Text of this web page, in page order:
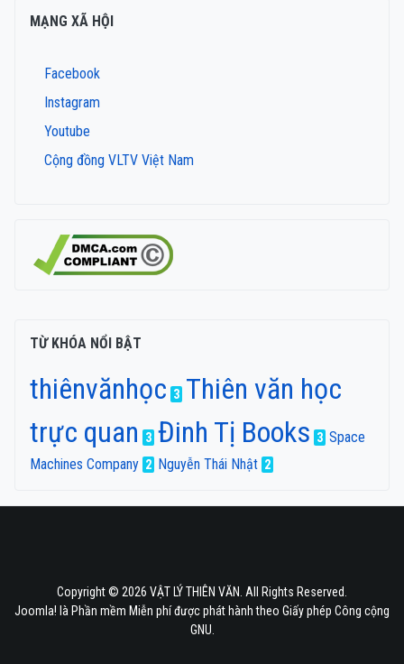
MẠNG XÃ HỘI
Facebook
Instagram
Youtube
Cộng đồng VLTV Việt Nam
TỪ KHÓA NỔI BẬT
thiênvănhọc 3 Thiên văn học
trực quan
3 Đinh Tị Books 3 Space
Machines Company 2 Nguyễn Thái Nhật 2
Copyright © 2026 VẬT LÝ THIÊN VĂN. All Rights Reserved.
Joomla! là Phần mềm Miễn phí được phát hành theo Giấy phép Công cộng
GNU.